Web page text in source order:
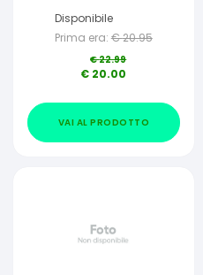
Disponibile
Prima era: €20.95
€22.99
€ 20.00
VAI AL PRODOTTO